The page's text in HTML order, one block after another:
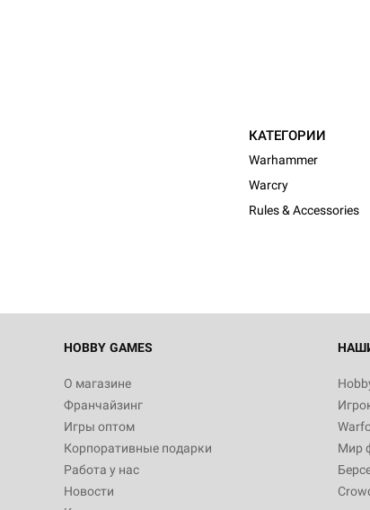
КАТЕГОРИИ
Warhammer
Warcry
Rules & Accessories
HOBBY GAMES
О магазине
Франчайзинг
Игры оптом
Корпоративные подарки
Работа у нас
Новости
Мир
Настольная игра Hobby World Монстры
Белая смерть
12 990
Настольная игра Hobby World Берсерк.
3 490